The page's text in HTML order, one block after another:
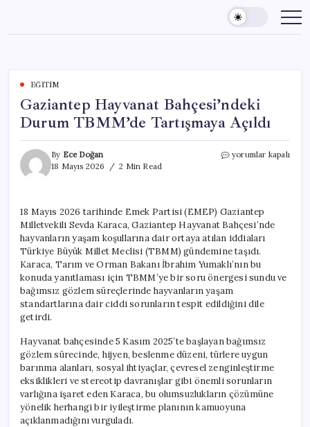
content
EĞITIM
Gaziantep Hayvanat Bahçesi’ndeki
Durum TBMM’de Tartışmaya Açıldı
By Ece Doğan
18 Mayıs 2026
2 Min Read
Gaziantep
Tartışmaya
Açıldı
için
yorumlar kapalı
18 Mayıs 2026 tarihinde Emek Partisi (EMEP) Gaziantep
Milletvekili Sevda Karaca, Gaziantep Hayvanat Bahçesi’nde
hayvanların yaşam koşullarına dair ortaya atılan iddiaları
Türkiye Büyük Millet Meclisi (TBMM) gündemine taşıdı.
Karaca, Tarım ve Orman Bakanı İbrahim Yumaklı’nın bu
konuda yanıtlaması için TBMM’ye bir soru önergesi sundu ve
bağımsız gözlem süreçlerinde hayvanların yaşam
standartlarına dair ciddi sorunların tespit edildiğini dile
getirdi.
Hayvanat bahçesinde 5 Kasım 2025’te başlayan bağımsız
gözlem sürecinde, hijyen, beslenme düzeni, türlere uygun
barınma alanları, sosyal ihtiyaçlar, çevresel zenginleştirme
eksiklikleri ve stereotip davranışlar gibi önemli sorunların
varlığına işaret eden Karaca, bu olumsuzlukların çözümüne
yönelik herhangi bir iyileştirme planının kamuoyuna
açıklanmadığını vurguladı.